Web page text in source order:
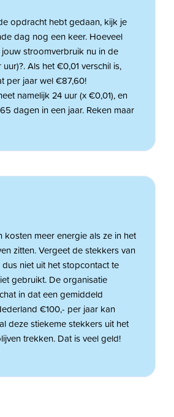
opdracht hebt gedaan, kijk je
dag nog een keer. Hoeveel
stroomverbruik nu in de
uur)?. Als het €0,01 verschil is,
per jaar wel €87,60!
namelijk 24 uur (x €0,01), en
dagen in een jaar. Reken maar
kosten meer energie als ze in het
zitten. Vergeet de stekkers van
niet uit het stopcontact te
gebruikt. De organisatie
in dat een gemiddeld
€100,- per jaar kan
deze stiekeme stekkers uit het
trekken. Dat is veel geld!